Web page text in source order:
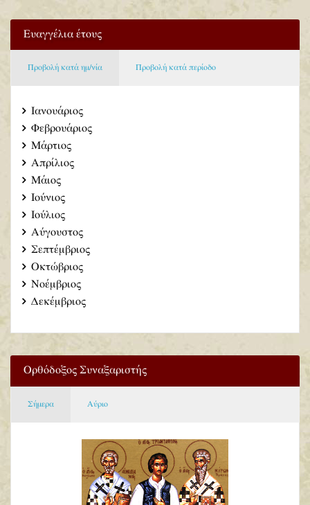
Ευαγγέλια έτους
Προβολή κατά ημ/νία Προβολή κατά περίοδο
Ιανουάριος
Φεβρουάριος
Μάρτιος
Απρίλιος
Μάιος
Ιούνιος
Ιούλιος
Αύγουστος
Σεπτέμβριος
Οκτώβριος
Νοέμβριος
Δεκέμβριος
Ορθόδοξος Συναξαριστής
Σήμερα Αύριο